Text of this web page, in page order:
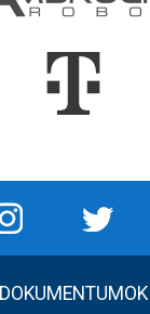
DOKUMENTUMOK